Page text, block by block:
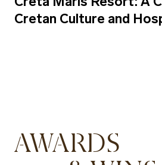
Cretan Culture and
AWARDS